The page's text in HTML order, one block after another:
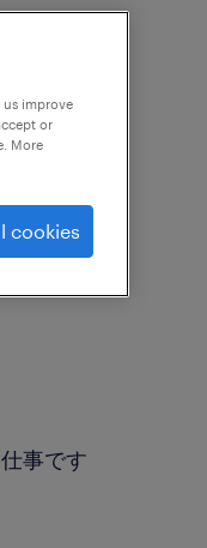
事です
improve
or
More
cookies